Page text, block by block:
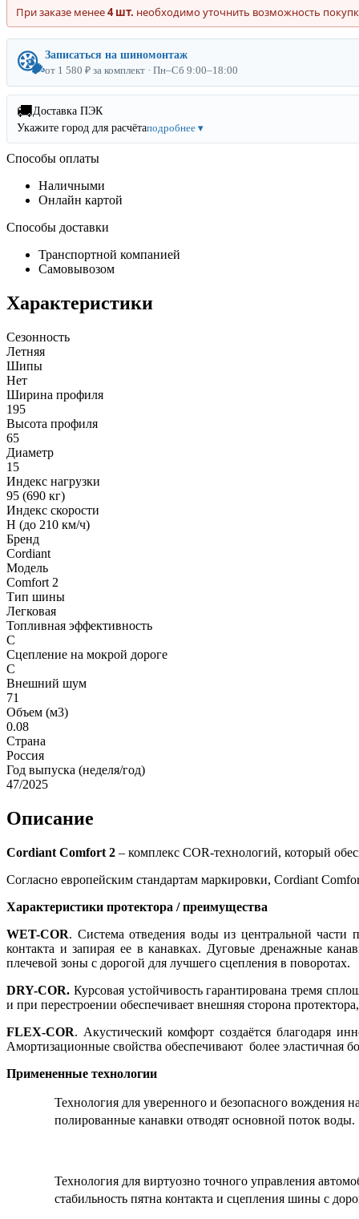
При заказе менее4 шт. необходимо уточнить возможность
Записаться на шиномонтаж
от 1 580 ₽ за комплект · Пн–Сб 9:00–18:00
🚚Доставка ПЭК
Укажите город для расчётаподробнее ▾
Способы оплаты
Наличными
Онлайн картой
Способы доставки
Транспортной компанией
Самовывозом
Характеристики
Сезонность
Летняя
Шипы
Нет
Ширина профиля
195
Высота профиля
65
Диаметр
15
Индекс нагрузки
95 (690 кг)
Индекс скорости
H (до 210 км/ч)
Бренд
Cordiant
Модель
Comfort 2
Тип шины
Легковая
Топливная эффективность
C
Сцепление на мокрой дороге
C
Внешний шум
71
Объем (м3)
0.08
Страна
Россия
Год выпуска (неделя/год)
47/2025
Описание
Cordiant Comfort 2 – комплекс COR-технологий, который
Согласно европейским стандартам маркировки, Cordiant
Характеристики протектора / преимущества
WET-COR. Система отведения воды из центральной части
контакта и запирая ее в канавках. Дуговые дренажные
плечевой зоны с дорогой для лучшего сцепления в поворотах.
DRY-COR. Курсовая устойчивость гарантирована тремя
и при перестроении обеспечивает внешняя сторона
FLEX-COR. Акустический комфорт создаётся благодаря
Амортизационные свойства обеспечивают более эластичная
Примененные технологии
Технология для уверенного и безопасного вождения
полированные канавки отводят основной поток воды.
Технология для виртуозно точного управления
стабильность пятна контакта и сцепления шины с